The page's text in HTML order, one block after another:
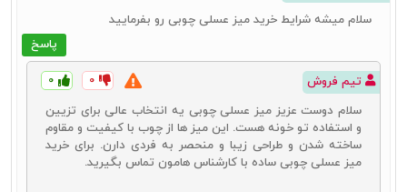
میز جلو مبلی چوبی یکی از محبوب‌ترین انواع میزهای جلو مبلی است که
به دلیل ظاهر طبیعی و گرم خود، جایگاه ویژه‌ای در دکوراسیون داخلی دارد.
می‌شوند که هرکدام ویژگی‌ها و زیبایی‌های خاص خود را دارند.
مزایا و ویژگی‌ها:
پاسخ
سلام میشه شرایط خرید میز عسلی چوبی رو بفرمایید
تیم فروش ۰ ۰
سلام دوست عزیز میز عسلی چوبی یه انتخاب عالی برای تزیین
و استفاده تو خونه هست. این میز ها از چوب با کیفیت و مقاوم
ساخته شدن و طراحی زیبا و منحصر به فردی دارن. برای خرید
میز عسلی چوبی ساده با کارشناس هامون تماس بگیرید.